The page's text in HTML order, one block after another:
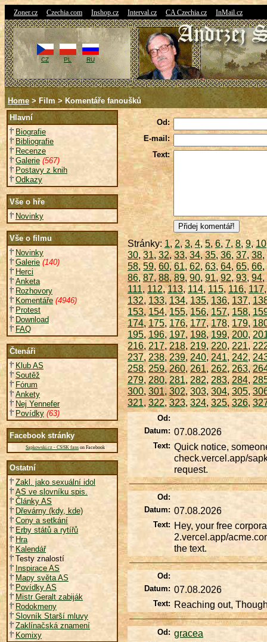
Zoner.cz Czechia.com Inshop.cz Interval.cz CA Czechia.cz InMail.cz
CZ PL RU
Home > Film > Komentáře fanoušků
Hlavní
Biografie
Bibliografie
Recenze
Galerie (567)
Postavy z knih
Odkazy
Vše o hře
Novinky
Vše o filmu
Novinky
Galerie (140)
Herci
Anketa
Rozhovory
Komentáře (4946)
Protest
Download
FAQ
Čtenáři
Klub AS
Soutěž
Fórum
Ankety
Nej Yennefer
Povídky (63)
Facebook stránky
Sapkowski.cz - CS/SK fans on Facebook
Ostatní
Zakl. jako sexuální idol
AS ve slovníku spis.
Články AS
Dřevárny (kdy, kde)
Cony a setkání
Erby států a rytířů
Hra
Kalendář
Testy znalostí
Inspirace AS
Mapy světa AS
Povídky AS
Mistr Geralt zabiják
Rodokmeny
Slovník Starší mluvy
Zaklínačská znamení
Komixy
Od:
E-mail:
Text:
Stránky: 1,2, 3, 4, 5,6,7, 8, 9, 10
30, 31,32,33, 34,35, 36, 37,38,
58,59,60,61, 62,63,64, 65, 66,
86,87,88,89,90, 91,92,93, 94,
111, 112,113, 114,115,116,117
132,133, 134, 135,136,137,
153,154,155, 156,157, 158,
174,175, 176, 177, 178,179,
195,196, 197, 198,199, 200,
216, 217,218, 219,220,221,
237, 238,239, 240,241,242,
258,259,260, 261,262,263,
279, 280,281,282,283, 284,
300, 301,302,303, 304,305,
321, 322,323, 324,325, 326,
Od:
Datum: 07.08.2026
Text: Quick notice,
check.vercel.app/
request.
Od:
Datum: 07.08.2026
Text: Hey, your free
2.vercel.app/
the text.
Od:
Datum: 07.08.2026
Text: Reaching out,
Od: gracea